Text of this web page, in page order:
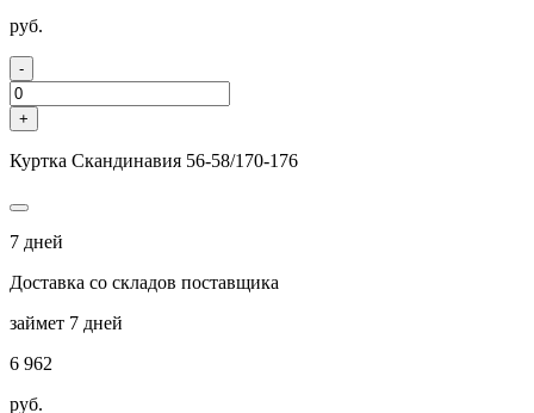
руб.
-
+
Куртка Скандинавия 56-58/170-176
7 дней
Доставка со складов поставщика
займет 7 дней
6 962
руб.